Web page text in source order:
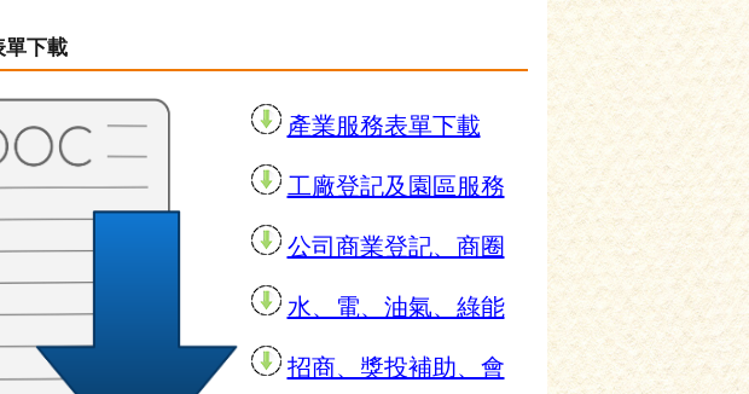
單下載
產業服務表單下載
工廠登記及園區服務
公司商業登記、商圈
水、電、油氣、綠能
招商、獎投補助、會